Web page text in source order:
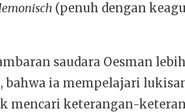
(penuh dengan
saudara Oesman
bahwa ia mempelajari
mencari keterangan-